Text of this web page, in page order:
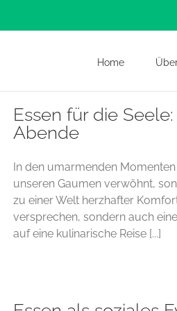
Home
Essen für die
Abende
In den umarmenden
unseren Gaumen verwöhnt,
zu einer Welt herzhafter
versprechen, sondern auch
auf eine kulinarische Reise [...]